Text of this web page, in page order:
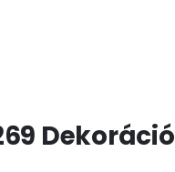
Dekoráció